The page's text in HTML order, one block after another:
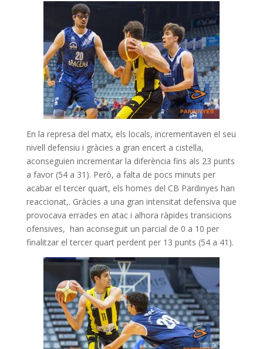
En la represa del matx, els locals, incrementaven el seu
nivell defensiu i gràcies a gran encert a cistella,
aconseguien incrementar la diferència fins als 23 punts
a favor (54 a 31). Però, a falta de pocs minuts per
acabar el tercer quart, els homes del CB Pardinyes han
reaccionat,. Gràcies a una gran intensitat defensiva que
provocava errades en atac i alhora ràpides transicions
ofensives, han aconseguit un parcial de 0 a 10 per
finalitzar el tercer quart perdent per 13 punts (54 a 41).